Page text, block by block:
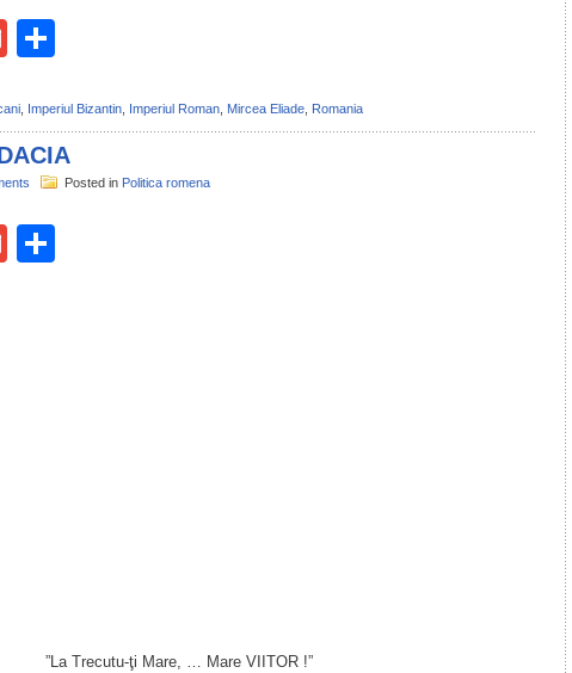
Gmail
, Imperiul Bizantin, Imperiul Roman, Mircea Eliade, Romania
Posted in Politica romena
Gmail
”La Trecutu-ţi Mare, … Mare VIITOR !”